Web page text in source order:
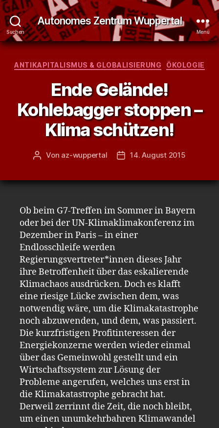
Suchen
Autonomes Zentrum Wuppertal
Menü
Kategorien
ANTIKAPITALISMUS & GLOBALISIERUNG ÖKOLOGIE
Ende Gelände!
Kohlebagger stoppen –
Klima schützen!
Beitragsautor
Von az-wuppertal Veröffentlichungsdatum
14. August 2015
Ob beim G7-Treffen im Sommer in Bayern
oder bei der UN-Klimaklimakonferenz im
Dezember in Paris – in einer
Endlosschleife werden
Regierungsvertreter*innen dieses Jahr
ihre Betroffenheit über das eskalierende
Klimachaos ausdrücken. Doch es klafft
eine riesige Lücke zwischen dem, was
notwendig wäre, um die Klimakatastrophe
noch abzuwenden, und dem, was passiert.
Die kurzfristigen Profitinteressen der
Energiekonzerne werden wieder einmal
über das Gemeinwohl gestellt und ein
Wirtschaftssystem zur Lösung der
Probleme angerufen, welches uns erst in
die Klimakatastrophe gebracht hat.
Derweil zerrinnt die Zeit, die noch bleibt,
um einen unumkehrbahren Klimawandel